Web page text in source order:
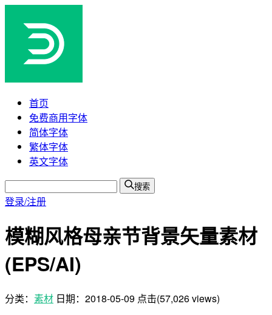
首页
免费商用字体
简体字体
繁体字体
英文字体
搜索
登录/注册
模糊风格母亲节背景矢量素材
(EPS/AI)
分类： 素材 日期： 2018-05-09 点击(57,026 views)